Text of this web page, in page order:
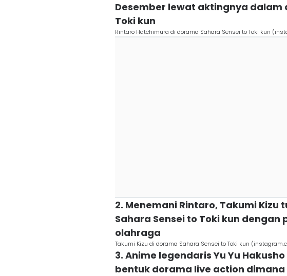
Desember lewat aktingnya dalam
Toki kun
Rintaro Hatchimura di dorama Sahara Sensei to Toki kun
2. Menemani Rintaro, Takumi
Sahara Sensei to Toki kun
olahraga
Takumi Kizu di dorama Sahara Sensei to Toki kun
3. Anime legendaris Yu Yu
bentuk dorama live action